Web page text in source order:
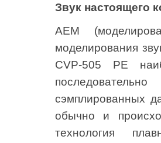
Звук настоящего
AEM
моделирования
CVP-505 PE
сэмплированных
обычно и
технология